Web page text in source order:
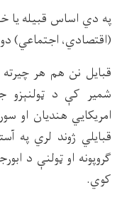
په دي اساس قبيله يا
(اقتصادي، اجتماعي)
قبايل نن هم هر چيرته
شمير كې د ټولنېزو
امريكايي هنديان او
قبايلي ژوند لري په
ګروپونه او ټولنې د
كوي.